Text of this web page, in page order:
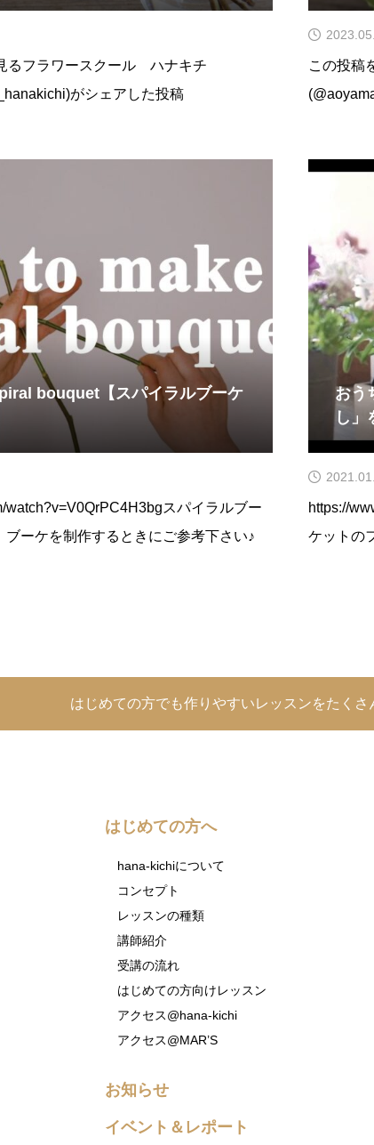
るフラワースクール ハナキチ
がシェアした投稿
この投稿
bouquet【スパイラルブーケ
watch?v=V0QrPC4H3bgスパイラルブー
ーケを制作するときにご参考下さい♪
おう
し」
https://
ケットの
はじめての方でも作りやすいレッスンをたくさ
はじめての方へ
hana-kichiについて
コンセプト
レッスンの種類
講師紹介
受講の流れ
はじめての方向けレッスン
アクセス@hana-kichi
アクセス@MAR’S
お知らせ
イベント＆レポート